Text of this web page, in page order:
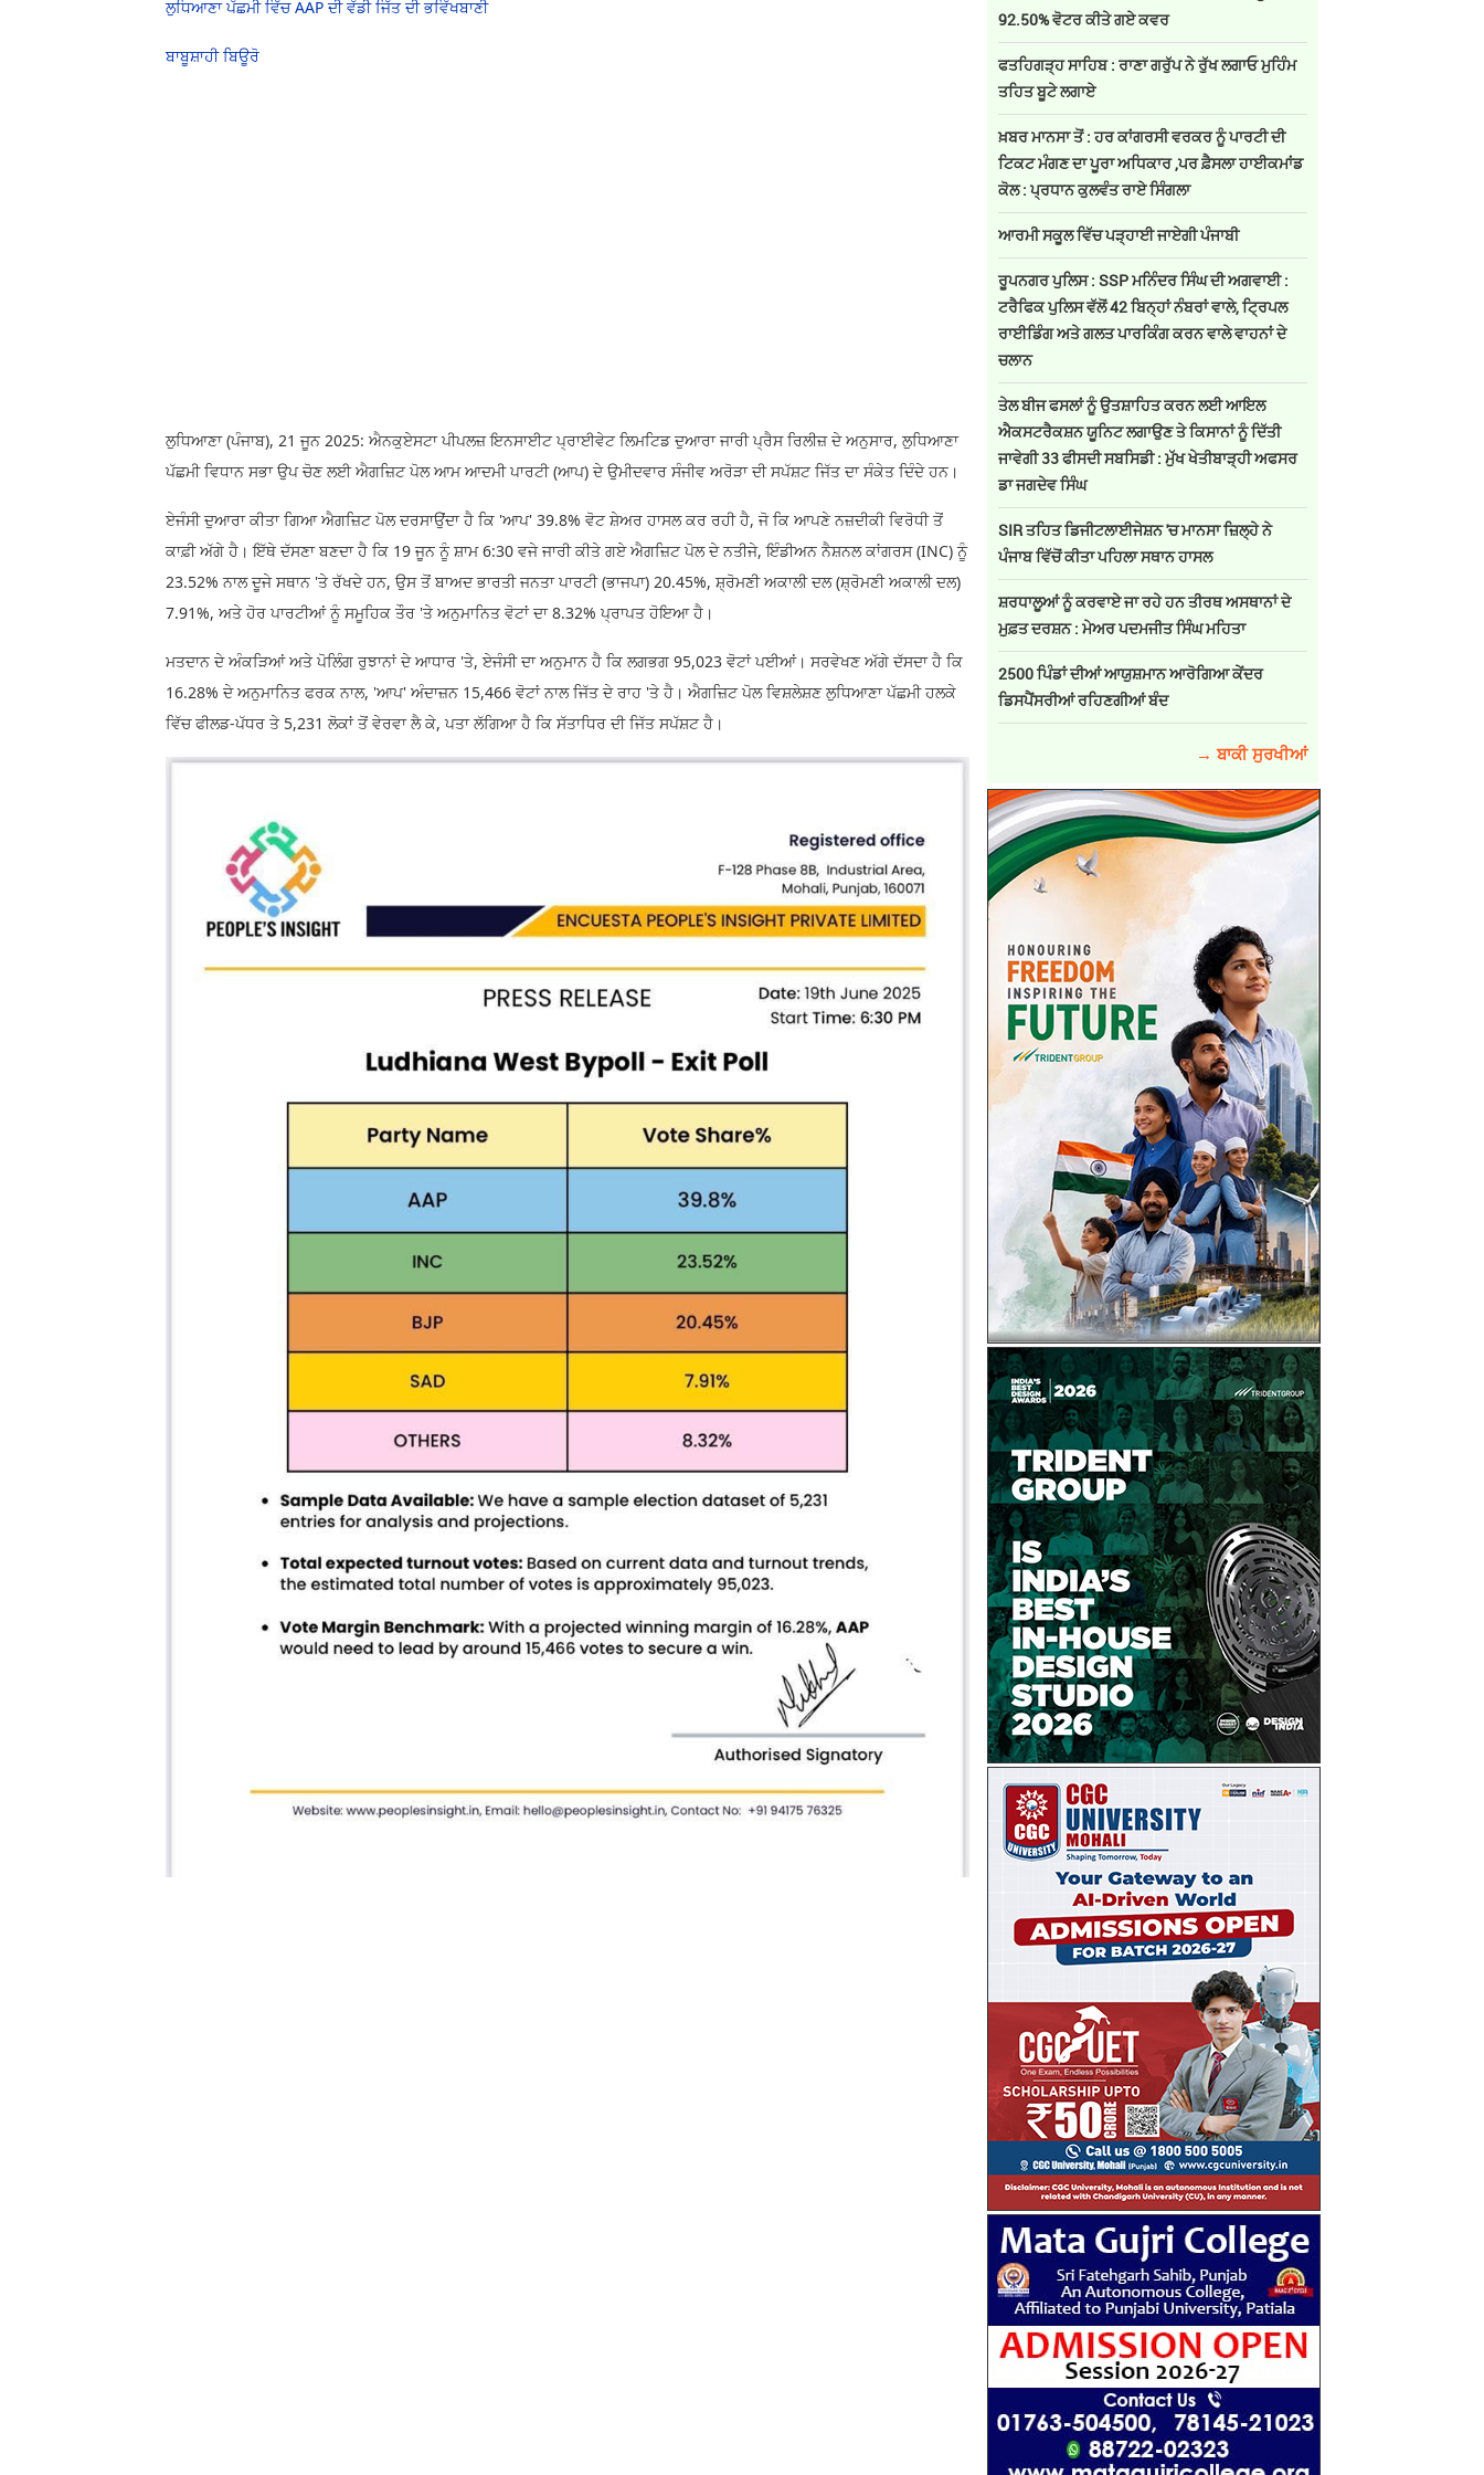
ਲੁਧਿਆਣਾ ਪੱਛਮੀ ਵਿੱਚ AAP ਦੀ ਵੱਡੀ ਜਿੱਤ ਦੀ ਭਵਿੱਖਬਾਣੀ
ਬਾਬੂਸ਼ਾਹੀ ਬਿਊਰੋ
ਲੁਧਿਆਣਾ (ਪੰਜਾਬ), 21 ਜੂਨ 2025: ਐਨਕੁਏਸਟਾ ਪੀਪਲਜ਼ ਇਨਸਾਈਟ ਪ੍ਰਾਈਵੇਟ ਲਿਮਟਿਡ ਦੁਆਰਾ ਜਾਰੀ ਪ੍ਰੈਸ ਰਿਲੀਜ਼ ਦੇ ਅਨੁਸਾਰ, ਲੁਧਿਆਣਾ
ਪੱਛਮੀ ਵਿਧਾਨ ਸਭਾ ਉਪ ਚੋਣ ਲਈ ਐਗਜ਼ਿਟ ਪੋਲ ਆਮ ਆਦਮੀ ਪਾਰਟੀ (ਆਪ) ਦੇ ਉਮੀਦਵਾਰ ਸੰਜੀਵ ਅਰੋੜਾ ਦੀ ਸਪੱਸ਼ਟ ਜਿੱਤ ਦਾ ਸੰਕੇਤ ਦਿੰਦੇ ਹਨ।
ਏਜੰਸੀ ਦੁਆਰਾ ਕੀਤਾ ਗਿਆ ਐਗਜ਼ਿਟ ਪੋਲ ਦਰਸਾਉਂਦਾ ਹੈ ਕਿ 'ਆਪ' 39.8% ਵੋਟ ਸ਼ੇਅਰ ਹਾਸਲ ਕਰ ਰਹੀ ਹੈ, ਜੋ ਕਿ ਆਪਣੇ ਨਜ਼ਦੀਕੀ ਵਿਰੋਧੀ ਤੋਂ
ਕਾਫ਼ੀ ਅੱਗੇ ਹੈ। ਇੱਥੇ ਦੱਸਣਾ ਬਣਦਾ ਹੈ ਕਿ 19 ਜੂਨ ਨੂੰ ਸ਼ਾਮ 6:30 ਵਜੇ ਜਾਰੀ ਕੀਤੇ ਗਏ ਐਗਜ਼ਿਟ ਪੋਲ ਦੇ ਨਤੀਜੇ, ਇੰਡੀਅਨ ਨੈਸ਼ਨਲ ਕਾਂਗਰਸ (INC) ਨੂੰ
23.52% ਨਾਲ ਦੂਜੇ ਸਥਾਨ 'ਤੇ ਰੱਖਦੇ ਹਨ, ਉਸ ਤੋਂ ਬਾਅਦ ਭਾਰਤੀ ਜਨਤਾ ਪਾਰਟੀ (ਭਾਜਪਾ) 20.45%, ਸ਼੍ਰੋਮਣੀ ਅਕਾਲੀ ਦਲ (ਸ਼੍ਰੋਮਣੀ ਅਕਾਲੀ ਦਲ)
7.91%, ਅਤੇ ਹੋਰ ਪਾਰਟੀਆਂ ਨੂੰ ਸਮੂਹਿਕ ਤੌਰ 'ਤੇ ਅਨੁਮਾਨਿਤ ਵੋਟਾਂ ਦਾ 8.32% ਪ੍ਰਾਪਤ ਹੋਇਆ ਹੈ।
ਮਤਦਾਨ ਦੇ ਅੰਕੜਿਆਂ ਅਤੇ ਪੋਲਿੰਗ ਰੁਝਾਨਾਂ ਦੇ ਆਧਾਰ 'ਤੇ, ਏਜੰਸੀ ਦਾ ਅਨੁਮਾਨ ਹੈ ਕਿ ਲਗਭਗ 95,023 ਵੋਟਾਂ ਪਈਆਂ। ਸਰਵੇਖਣ ਅੱਗੇ ਦੱਸਦਾ ਹੈ ਕਿ
16.28% ਦੇ ਅਨੁਮਾਨਿਤ ਫਰਕ ਨਾਲ, 'ਆਪ' ਅੰਦਾਜ਼ਨ 15,466 ਵੋਟਾਂ ਨਾਲ ਜਿੱਤ ਦੇ ਰਾਹ 'ਤੇ ਹੈ। ਐਗਜ਼ਿਟ ਪੋਲ ਵਿਸ਼ਲੇਸ਼ਣ ਲੁਧਿਆਣਾ ਪੱਛਮੀ ਹਲਕੇ
ਵਿੱਚ ਫੀਲਡ-ਪੱਧਰ ਤੇ 5,231 ਲੋਕਾਂ ਤੋਂ ਵੇਰਵਾ ਲੈ ਕੇ, ਪਤਾ ਲੱਗਿਆ ਹੈ ਕਿ ਸੱਤਾਧਿਰ ਦੀ ਜਿੱਤ ਸਪੱਸ਼ਟ ਹੈ।
92.50% ਵੋਟਰ ਕੀਤੇ ਗਏ ਕਵਰ
ਫਤਹਿਗੜ੍ਹ ਸਾਹਿਬ : ਰਾਣਾ ਗਰੁੱਪ ਨੇ ਰੁੱਖ ਲਗਾਓ ਮੁਹਿੰਮ
ਤਹਿਤ ਬੂਟੇ ਲਗਾਏ
ਖ਼ਬਰ ਮਾਨਸਾ ਤੋਂ : ਹਰ ਕਾਂਗਰਸੀ ਵਰਕਰ ਨੂੰ ਪਾਰਟੀ ਦੀ
ਟਿਕਟ ਮੰਗਣ ਦਾ ਪੂਰਾ ਅਧਿਕਾਰ ,ਪਰ ਫ਼ੈਸਲਾ ਹਾਈਕਮਾਂਡ
ਕੋਲ : ਪ੍ਰਧਾਨ ਕੁਲਵੰਤ ਰਾਏ ਸਿੰਗਲਾ
ਆਰਮੀ ਸਕੂਲ ਵਿੱਚ ਪੜ੍ਹਾਈ ਜਾਏਗੀ ਪੰਜਾਬੀ
ਰੂਪਨਗਰ ਪੁਲਿਸ : SSP ਮਨਿੰਦਰ ਸਿੰਘ ਦੀ ਅਗਵਾਈ :
ਟਰੈਫਿਕ ਪੁਲਿਸ ਵੱਲੋਂ 42 ਬਿਨ੍ਹਾਂ ਨੰਬਰਾਂ ਵਾਲੇ, ਟ੍ਰਿਪਲ
ਰਾਈਡਿੰਗ ਅਤੇ ਗਲਤ ਪਾਰਕਿੰਗ ਕਰਨ ਵਾਲੇ ਵਾਹਨਾਂ ਦੇ
ਚਲਾਨ
ਤੇਲ ਬੀਜ ਫਸਲਾਂ ਨੂੰ ਉਤਸ਼ਾਹਿਤ ਕਰਨ ਲਈ ਆਇਲ
ਐਕਸਟਰੈਕਸ਼ਨ ਯੂਨਿਟ ਲਗਾਉਣ ਤੇ ਕਿਸਾਨਾਂ ਨੂੰ ਦਿੱਤੀ
ਜਾਵੇਗੀ 33 ਫੀਸਦੀ ਸਬਸਿਡੀ : ਮੁੱਖ ਖੇਤੀਬਾੜ੍ਹੀ ਅਫਸਰ
ਡਾ ਜਗਦੇਵ ਸਿੰਘ
SIR ਤਹਿਤ ਡਿਜੀਟਲਾਈਜੇਸ਼ਨ 'ਚ ਮਾਨਸਾ ਜ਼ਿਲ੍ਹੇ ਨੇ
ਪੰਜਾਬ ਵਿੱਚੋਂ ਕੀਤਾ ਪਹਿਲਾ ਸਥਾਨ ਹਾਸਲ
ਸ਼ਰਧਾਲੂਆਂ ਨੂੰ ਕਰਵਾਏ ਜਾ ਰਹੇ ਹਨ ਤੀਰਥ ਅਸਥਾਨਾਂ ਦੇ
ਮੁਫ਼ਤ ਦਰਸ਼ਨ : ਮੇਅਰ ਪਦਮਜੀਤ ਸਿੰਘ ਮਹਿਤਾ
2500 ਪਿੰਡਾਂ ਦੀਆਂ ਆਯੁਸ਼ਮਾਨ ਆਰੋਗਿਆ ਕੇਂਦਰ
ਡਿਸਪੈਂਸਰੀਆਂ ਰਹਿਣਗੀਆਂ ਬੰਦ
→ ਬਾਕੀ ਸੁਰਖੀਆਂ